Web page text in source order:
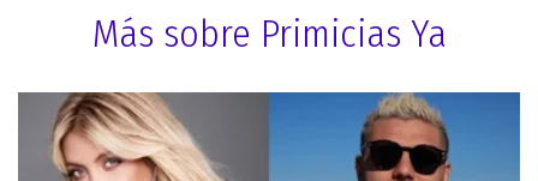
Más sobre Primicias Ya